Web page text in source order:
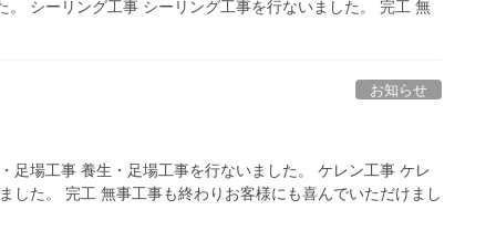
シーリング工事 シーリング工事を行ないました。 完工 無
お知らせ
足場工事 養生・足場工事を行ないました。 ケレン工事 ケレ
した。 完工 無事工事も終わりお客様にも喜んでいただけまし